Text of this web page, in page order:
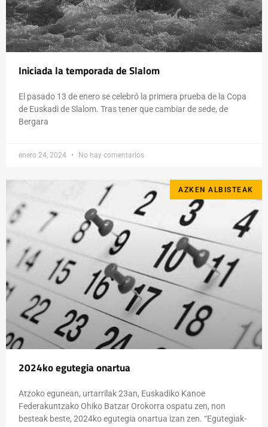
Iniciada la temporada de Slalom
El pasado 13 de enero se celebró la primera prueba de la Copa
de Euskadi de Slalom. Tras tener que cambiar de sede, de
Bergara
enero 24, 2024 No hay comentarios
AZKEN ALBISTEAK
2024ko egutegia onartua
Atzoko egunean, urtarrilak 23an, Euskadiko Kanoe
Federakuntzako Ohiko Batzar Orokorra ospatu zen, non
besteak beste, 2024ko egutegia onartua izan zen. “Egutegiak-